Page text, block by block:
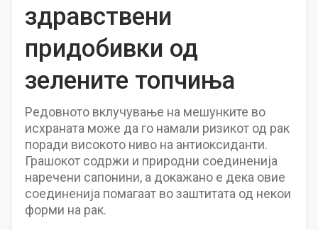
здравствени
придобивки од
зелените топчиња
Редовното вклучување на мешунките во
исхраната може да го намали ризикот од рак
поради високото ниво на антиоксиданти.
Грашокот содржи и природни соединенија
наречени сапонини, а докажано е дека овие
соединенија помагаат во заштитата од некои
форми на рак.